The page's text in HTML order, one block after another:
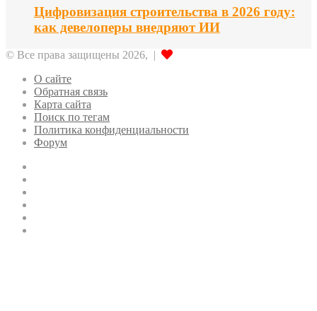
Цифровизация строительства в 2026 году:
как девелоперы внедряют ИИ
© Все права защищены 2026, |
О сайте
Обратная связь
Карта сайта
Поиск по тегам
Политика конфиденциальности
Форум